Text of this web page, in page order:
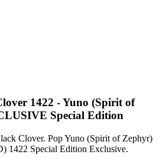
1422 - Yuno (Spirit of
Special Edition
Clover. Pop Yuno (Spirit of Zephyr)
1422 Special Edition Exclusive.